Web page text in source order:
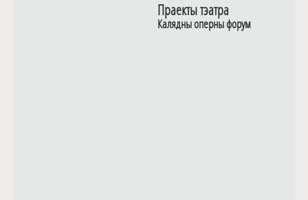
Праекты тэатра
Калядны оперны форум